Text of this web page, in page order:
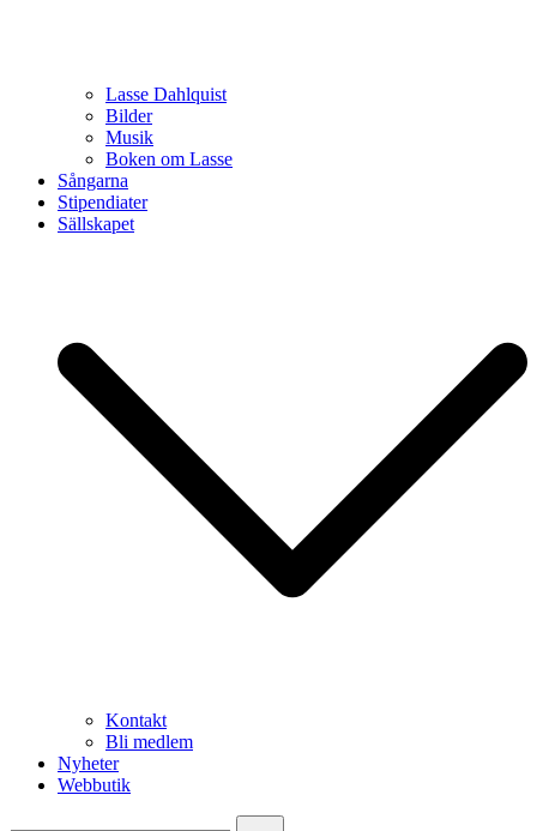
Lasse Dahlquist
Bilder
Musik
Boken om Lasse
Sångarna
Stipendiater
Sällskapet
Kontakt
Bli medlem
Nyheter
Webbutik